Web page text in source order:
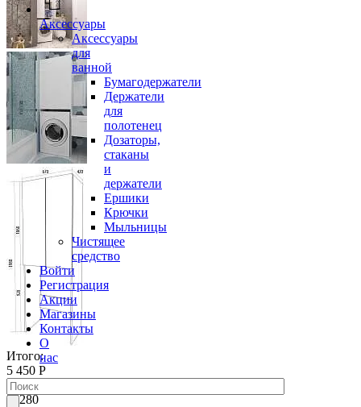
Аксессуары
Аксессуары
для
ванной
Бумагодержатели
Держатели
для
полотенец
Дозаторы,
стаканы
и
держатели
Ершики
Крючки
Мыльницы
Чистящее
средство
Войти
Регистрация
Акции
Магазины
Контакты
О
нас
Итого:
5 450 Р
Добавить опцию
26280